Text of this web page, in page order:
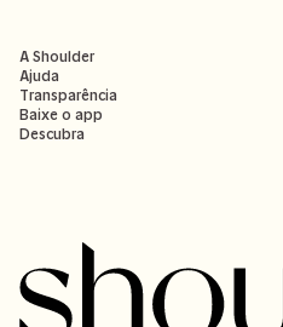
A Shoulder
Ajuda
Transparência
Baixe o app
Descubra